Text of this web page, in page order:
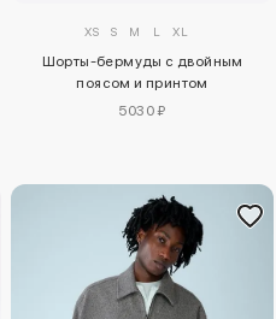
XS S M L XL
Шорты-бермуды с двойным
поясом и принтом
5030 ₽